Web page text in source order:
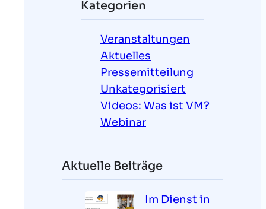
Kategorien
Veranstaltungen
Aktuelles
Pressemitteilung
Unkategorisiert
Videos: Was ist VM?
Webinar
Aktuelle Beiträge
Im Dienst in